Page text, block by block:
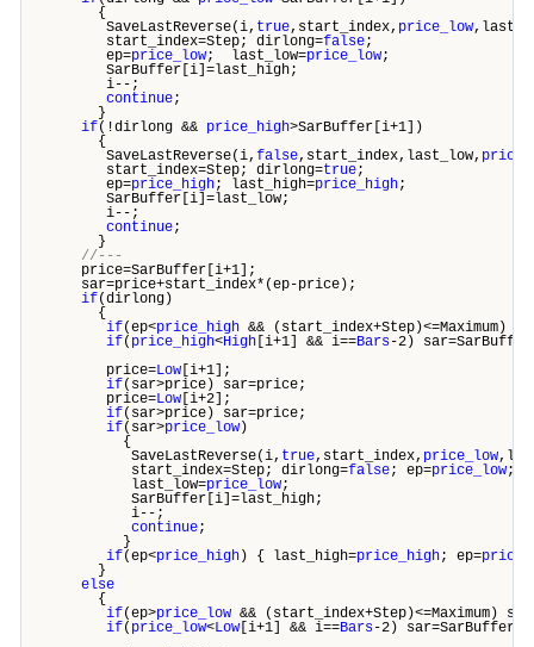
{
SaveLastReverse(i, true,start_index, price_low
start_index=Step; dirlong=false;
ep=price_low; last_low=price_low;
SarBuffer[i]=last_high;
i--;
continue;
}
if(!dirlong && price_high>SarBuffer[i+1])
{
SaveLastReverse(i, false,start_index,last_low,
start_index=Step; dirlong=true;
ep=price_high; last_high=price_high;
SarBuffer[i]=last_low;
i--;
continue;
}
//---
price=SarBuffer[i+1];
sar=price+start_index*(ep-price);
if(dirlong)
{
if(ep<price_high && (start_index+Step)<=Maximum)
if( price_high<High [i+1] && i==Bars-2)
price=Low [i+1];
if(sar>price) sar=price;
price=Low [i+2];
if(sar>price) sar=price;
if(sar>price_low )
{
SaveLastReverse(i, true,start_index, price_low
start_index=Step; dirlong=false; ep=price_low;
last_low=price_low;
SarBuffer[i]=last_high;
i--;
continue;
}
if(ep<price_high ) { last_high=price_high; ep=
}
else
{
if(ep>price_low && (start_index+Step)<=Maximum)
if( price_low<Low [i+1] && i==Bars-2)